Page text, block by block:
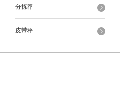
分拣秤
皮带秤